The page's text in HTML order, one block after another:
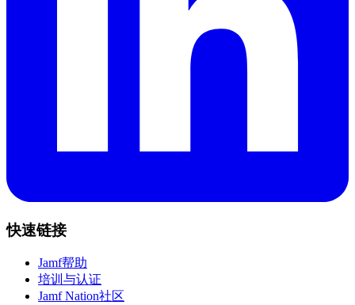
快速链接
Jamf帮助
培训与认证
Jamf Nation社区